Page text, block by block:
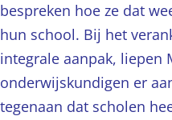
bespreken hoe ze dat
hun school. Bij het
integrale aanpak, liepen
onderwijskundigen er
tegenaan dat scholen